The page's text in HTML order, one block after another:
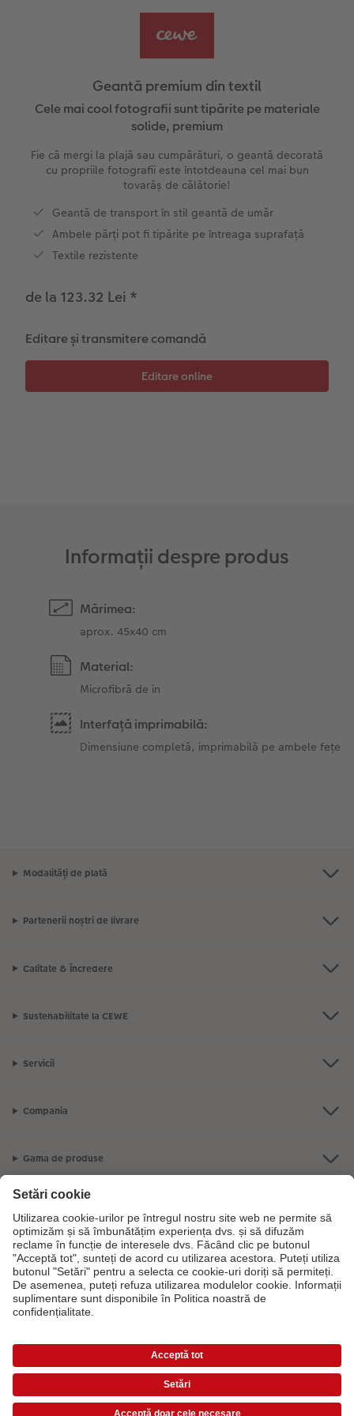
Exemplele clienților
CEWE FOTOCARTE Kids
CEWE FOTOCARTE Art Collection
Nature Prints
Poster Premium
Art Prints
Fotografii standard
Cutii cu fotografii
Set fotografii
Fotosticker
Instant Foto
Sticker instant
Fotografie Aludibond
Fotografie pe Forex
Panou de întâmpinare nuntă
Baghete pentru poster
Hexxas
Fotografie pe lemn
Decorațiuni de perete din mai multe părți
Colaje foto
Bandă foto
Rechizite școlare și de birou
Cutii de cadou
Textile
Art Prints
Calendare foto
CEWE FOTOCARTE Kids
Povești CEWE
Idei de cadouri pentru cei dragi
Interviuri
Călătorie
Nuntă
Absolvire
Geantă premium din textil
Cele mai cool fotografii sunt tipărite pe materiale
solide, premium
Fie că mergi la plajă sau cumpărături, o geantă decorată
cu propriile fotografii este întotdeauna cel mai bun
tovarăș de călătorie!
Geantă de transport în stil geantă de umăr
Ambele părți pot fi tipărite pe întreaga suprafață
Textile rezistente
de la 123.32 Lei *
Editare și transmitere comandă
Informații despre produs
Mărimea:
aprox. 45x40 cm
Material:
Microfibră de in
Interfață imprimabilă:
Dimensiune completă, imprimabilă pe ambele fețe
Modalități de plată
Partenerii noștri de livrare
Calitate & Încredere
Sustenabilitate la CEWE
Servicii
Compania
Gama de produse
să ne contactati telefonic:0316 300 693De luni până duminică: 09:00 -
17:30